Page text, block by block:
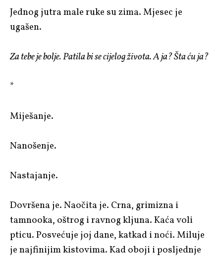
Jednog jutra male ruke su zima. Mjesec je
ugašen.
Za tebe je bolje. Patila bi se cijelog života. A ja? Šta ću ja?
*
Miješanje.
Nanošenje.
Nastajanje.
Dovršena je. Naočita je. Crna, grimizna i
tamnooka, oštrog i ravnog kljuna. Kaća voli
pticu. Posvećuje joj dane, katkad i noći. Miluje
je najfinijim kistovima. Kad oboji i posljednje